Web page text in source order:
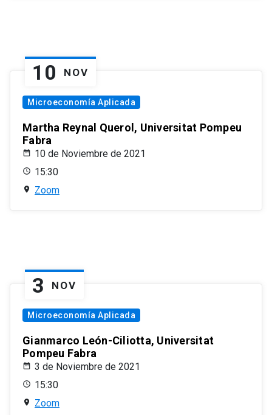
10 NOV
Microeconomía Aplicada
Martha Reynal Querol, Universitat Pompeu
Fabra
10 de Noviembre de 2021
15:30
Zoom
3 NOV
Microeconomía Aplicada
Gianmarco León-Ciliotta, Universitat
Pompeu Fabra
3 de Noviembre de 2021
15:30
Zoom